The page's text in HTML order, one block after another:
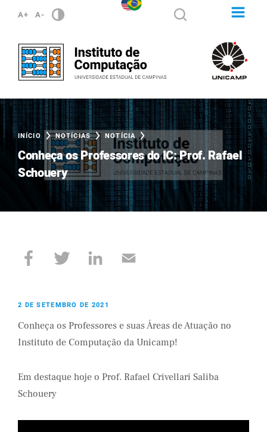
A+ A-
INÍCIO NOTÍCIAS NOTÍCIA
Conheça os Professores do IC: Prof. Rafael
Schouery
2 DE SETEMBRO DE 2021
Conheça os Professores e suas Áreas de Atuação no
Instituto de Computação da Unicamp!
Em destaque hoje o Prof. Rafael Crivellari Saliba
Schouery